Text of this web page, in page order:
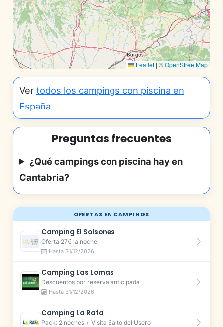
OFERTAS EN CAMPINGS
Camping El Solsones
Oferta 27€ la noche
Hasta 31/12/2026
Camping Las Lomas
Descuentos por reserva anticipada
Hasta 31/12/2026
Camping La Rafa
Pack: 2 noches + Visita Salto del Usero
Leaflet | ©OpenStreetMap
Ver todos los campings con piscina en
España.
Preguntas frecuentes
¿Qué campings con piscina hay en
Cantabria?